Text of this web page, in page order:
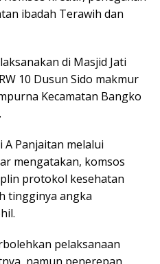
ibadah Terawih dan
di Masjid Jati
10 Dusun Sido makmur
Kecamatan Bangko
A Panjaitan melalui
mengatakan, komsos
protokol kesehatan
tingginya angka
pelaksanaan